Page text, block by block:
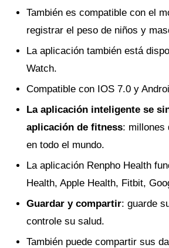
También es compatible con el
registrar el peso de niños y
La aplicación también está
Watch.
Compatible con IOS 7.0 y
La aplicación inteligente se
aplicación de fitness: millones
en todo el mundo.
La aplicación Renpho Health
Health, Apple Health, Fitbit,
Guardar y compartir: guarde
controle su salud.
También puede compartir sus